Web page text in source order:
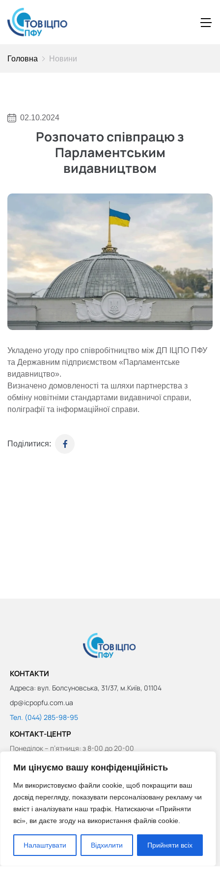
Ми цінуємо вашу конфіденційність
Ми використовуємо файли cookie, щоб покращити ваш
досвід перегляду, показувати персоналізовану рекламу чи
вміст і аналізувати наш трафік. Натискаючи «Прийняти
всі», ви даєте згоду на використання файлів cookie.
Налаштувати Відхилити Прийняти всіх
Головна Новини
02.10.2024
Розпочато співпрацю з
Парламентським
видавництвом
Укладено угоду про співробітництво між ДП ІЦПО ПФУ
та Державним підприємством «Парламентське
видавництво».
Визначено домовленості та шляхи партнерства з
обміну новітніми стандартами видавничої справи,
поліграфії та інформаційної справи.
Поділитися:
КОНТАКТИ
Адреса: вул. Болсуновська, 31/37, м.Київ, 01104
dp@icpopfu.com.ua
Тел. (044) 285-98-95
КОНТАКТ-ЦЕНТР
Понеділок – п’ятниця: з 8-00 до 20-00
Субота: з 8-00 до 14-00
Тел. 0 (800) 503-753
Тел. (044) 281-08-70
Тел. (044) 281-08-71
ПОСИЛАННЯ